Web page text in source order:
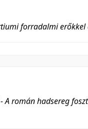
forradalmi
A román hadsereg